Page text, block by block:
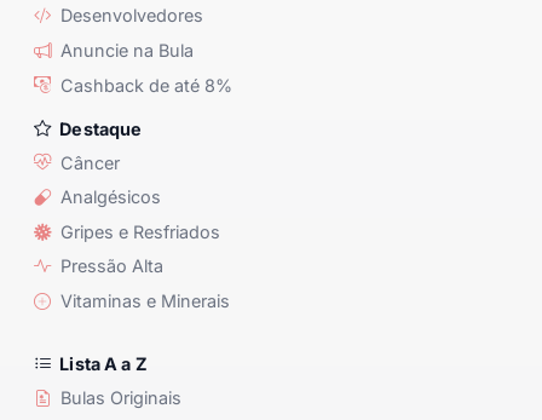
Desenvolvedores
Anuncie na Bula
Cashback de até 8%
Destaque
Câncer
Analgésicos
Gripes e Resfriados
Pressão Alta
Vitaminas e Minerais
Lista A a Z
Bulas Originais